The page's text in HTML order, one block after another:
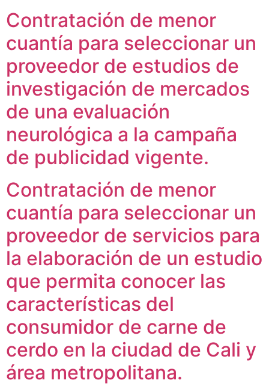
Contratación de menor
cuantía para seleccionar un
proveedor de estudios de
investigación de mercados
de una evaluación
neurológica a la campaña
de publicidad vigente.
Contratación de menor
cuantía para seleccionar un
proveedor de servicios para
la elaboración de un estudio
que permita conocer las
características del
consumidor de carne de
cerdo en la ciudad de Cali y
área metropolitana.